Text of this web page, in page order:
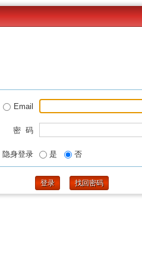
Email
密 码
隐身登录 是 否